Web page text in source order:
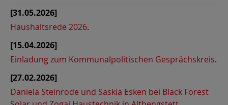
[31.05.2026]
Haushaltsrede 2026.
[15.04.2026]
Einladung zum Kommunalpolitischen Gesprächskreis.
[27.02.2026]
Daniela Steinrode und Saskia Esken bei Black Forest